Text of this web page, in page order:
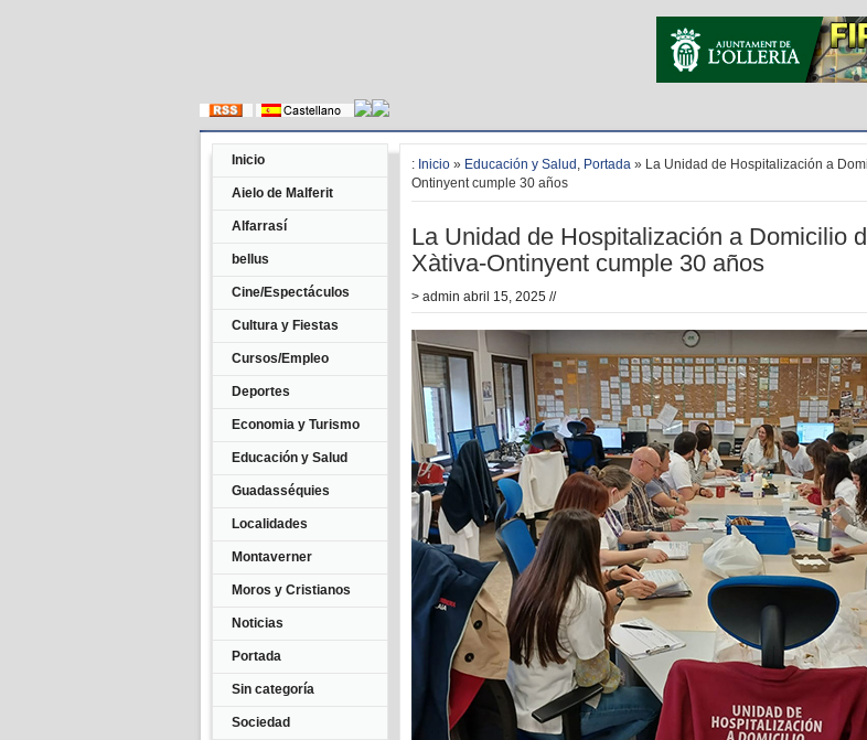
Inicio
Aielo de Malferit
Alfarrasí
bellus
Cine/Espectáculos
Cultura y Fiestas
Cursos/Empleo
Deportes
Economia y Turismo
Educación y Salud
Guadasséquies
Localidades
Montaverner
Moros y Cristianos
Noticias
Portada
Sin categoría
Sociedad
: Inicio » Educación y Salud , Portada » La Unidad de Hospitalización a
Ontinyent cumple 30 años
La Unidad de Hospitalización a Domicilio
Xàtiva-Ontinyent cumple 30 años
> admin abril 15, 2025 //